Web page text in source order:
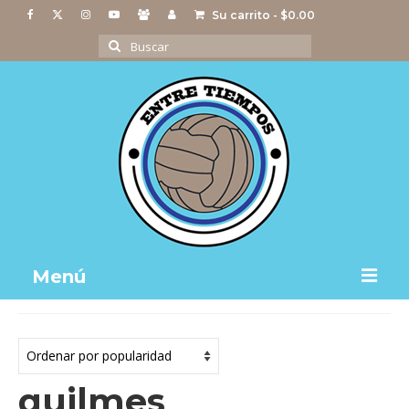
Su carrito - $0.00
Buscar
por:
Menú
Actividades
Imágenes